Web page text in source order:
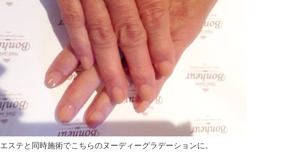
エステと同時施術でこちらのヌーディーグラデーションに。